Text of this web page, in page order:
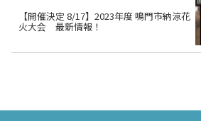
【開催決定 8/17】2023年度 鳴門市納涼花
火大会 最新情報！